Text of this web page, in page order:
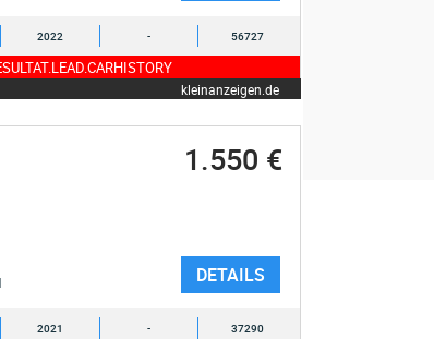
2022 - 56727
kleinanzeigen.de
1.550 €
DETAILS
2021 - 37290